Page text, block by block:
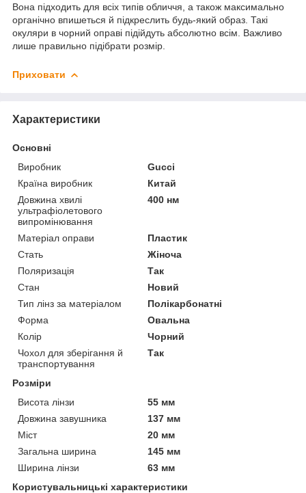
Вона підходить для всіх типів обличчя, а також максимально
органічно впишеться й підкреслить будь-який образ. Такі
окуляри в чорний оправі підійдуть абсолютно всім. Важливо
лише правильно підібрати розмір.
Приховати
Характеристики
Основні
Виробник
Gucci
Країна виробник
Китай
Довжина хвилі
ультрафіолетового
випромінювання
400 нм
Матеріал оправи
Пластик
Стать
Жіноча
Поляризація
Так
Стан
Новий
Тип лінз за матеріалом
Полікарбонатні
Форма
Овальна
Колір
Чорний
Чохол для зберігання й
транспортування
Так
Розміри
Висота лінзи
55 мм
Довжина завушника
137 мм
Міст
20 мм
Загальна ширина
145 мм
Ширина лінзи
63 мм
Користувальницькі характеристики